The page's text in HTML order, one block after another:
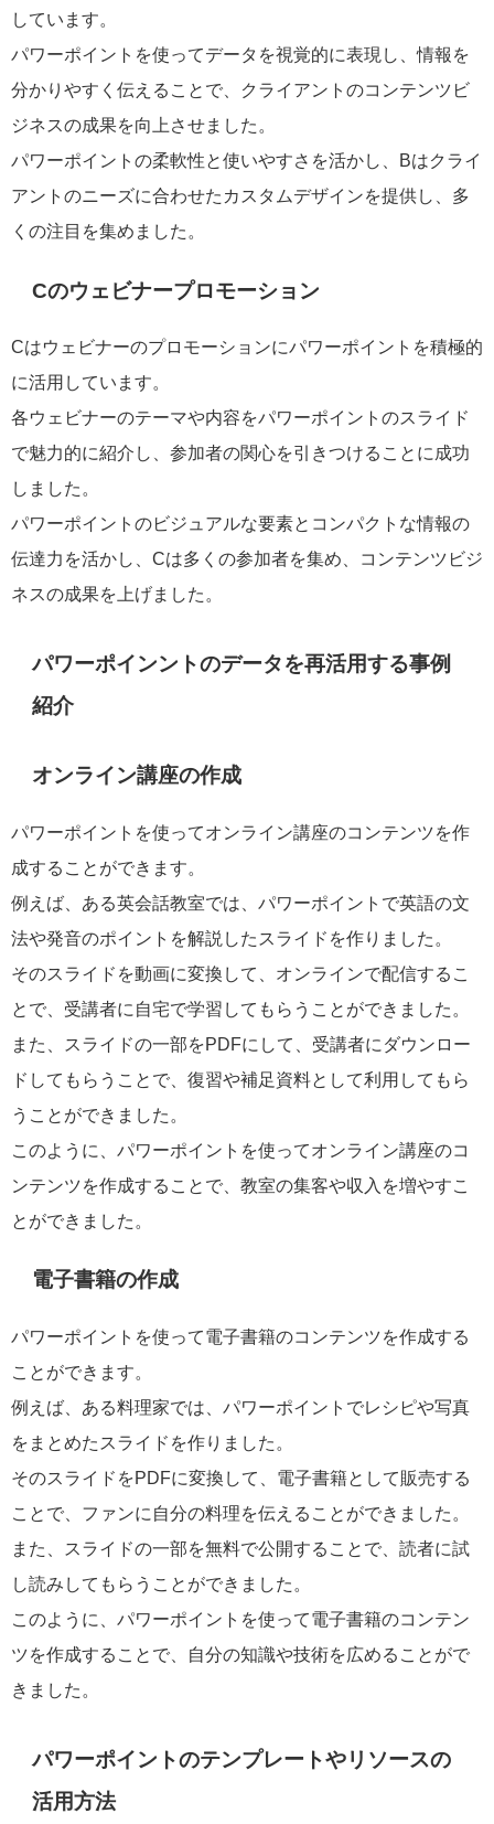
しています。
パワーポイントを使ってデータを視覚的に表現し、情報を
分かりやすく伝えることで、クライアントのコンテンツビ
ジネスの成果を向上させました。
パワーポイントの柔軟性と使いやすさを活かし、Bはクライ
アントのニーズに合わせたカスタムデザインを提供し、多
くの注目を集めました。
Cのウェビナープロモーション
Cはウェビナーのプロモーションにパワーポイントを積極的
に活用しています。
各ウェビナーのテーマや内容をパワーポイントのスライド
で魅力的に紹介し、参加者の関心を引きつけることに成功
しました。
パワーポイントのビジュアルな要素とコンパクトな情報の
伝達力を活かし、Cは多くの参加者を集め、コンテンツビジ
ネスの成果を上げました。
パワーポインントのデータを再活用する事例
紹介
オンライン講座の作成
パワーポイントを使ってオンライン講座のコンテンツを作
成することができます。
例えば、ある英会話教室では、パワーポイントで英語の文
法や発音のポイントを解説したスライドを作りました。
そのスライドを動画に変換して、オンラインで配信するこ
とで、受講者に自宅で学習してもらうことができました。
また、スライドの一部をPDFにして、受講者にダウンロー
ドしてもらうことで、復習や補足資料として利用してもら
うことができました。
このように、パワーポイントを使ってオンライン講座のコ
ンテンツを作成することで、教室の集客や収入を増やすこ
とができました。
電子書籍の作成
パワーポイントを使って電子書籍のコンテンツを作成する
ことができます。
例えば、ある料理家では、パワーポイントでレシピや写真
をまとめたスライドを作りました。
そのスライドをPDFに変換して、電子書籍として販売する
ことで、ファンに自分の料理を伝えることができました。
また、スライドの一部を無料で公開することで、読者に試
し読みしてもらうことができました。
このように、パワーポイントを使って電子書籍のコンテン
ツを作成することで、自分の知識や技術を広めることがで
きました。
パワーポイントのテンプレートやリソースの
活用方法